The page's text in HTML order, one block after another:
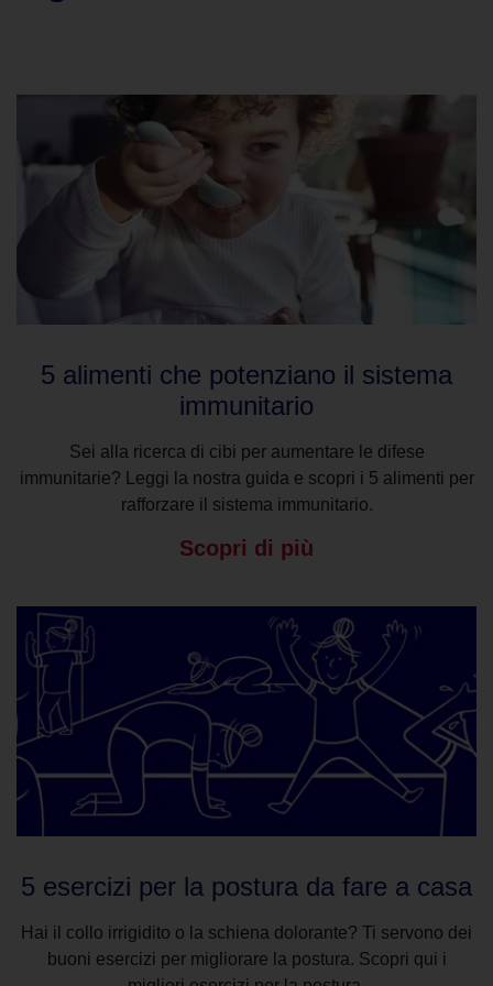
5 alimenti che potenziano il sistema
immunitario
Sei alla ricerca di cibi per aumentare le difese
immunitarie? Leggi la nostra guida e scopri i 5 alimenti per
rafforzare il sistema immunitario.
Scopri di più
5 esercizi per la postura da fare a casa
Hai il collo irrigidito o la schiena dolorante? Ti servono dei
buoni esercizi per migliorare la postura. Scopri qui i